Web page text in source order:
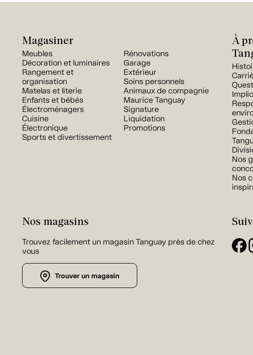
Magasiner
Meubles
Décoration et luminaires
Rangement et
organisation
Matelas et literie
Enfants et bébés
Électroménagers
Cuisine
Électronique
Sports et divertissement
Rénovations
Garage
Extérieur
Soins personnels
Animaux de compagnie
Maurice Tanguay
Signature
Liquidation
Promotions
À
Nos
Nos
Nos magasins
Trouvez facilement un magasin Tanguay près de chez
vous
Trouver un magasin